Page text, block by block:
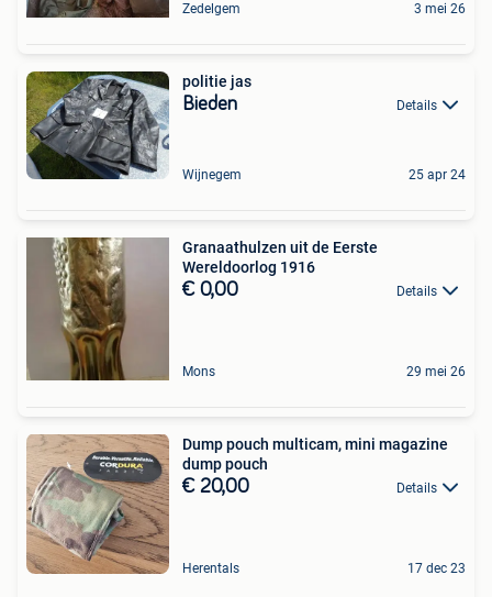
Zedelgem 3 mei 26
politie jas
Bieden Details
Wijnegem 25 apr 24
Granaathulzen uit de Eerste
Wereldoorlog 1916
€ 0,00 Details
Mons 29 mei 26
Dump pouch multicam, mini magazine
dump pouch
€ 20,00 Details
Herentals 17 dec 23